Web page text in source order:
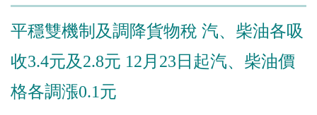
平穩雙機制及調降貨物稅 汽、柴油各吸
收3.4元及2.8元 12月23日起汽、柴油價
格各調漲0.1元